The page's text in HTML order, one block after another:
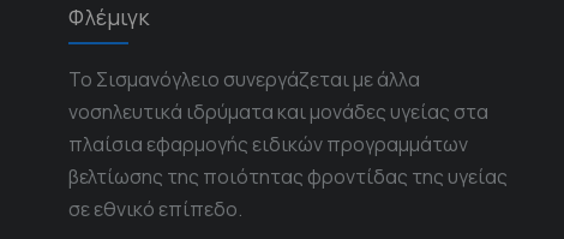
Φλέμιγκ
Το Σισμανόγλειο συνεργάζεται με άλλα
νοσηλευτικά ιδρύματα και μονάδες υγείας στα
πλαίσια εφαρμογής ειδικών προγραμμάτων
βελτίωσης της ποιότητας φροντίδας της υγείας
σε εθνικό επίπεδο.